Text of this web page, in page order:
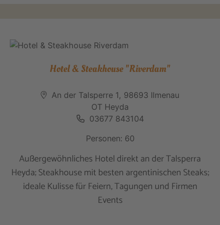
Hotel & Steakhouse "Riverdam"
An der Talsperre 1, 98693 Ilmenau
OT Heyda
03677 843104
Personen: 60
Außergewöhnliches Hotel direkt an der Talsperra
Heyda; Steakhouse mit besten argentinischen Steaks;
ideale Kulisse für Feiern, Tagungen und Firmen
Events